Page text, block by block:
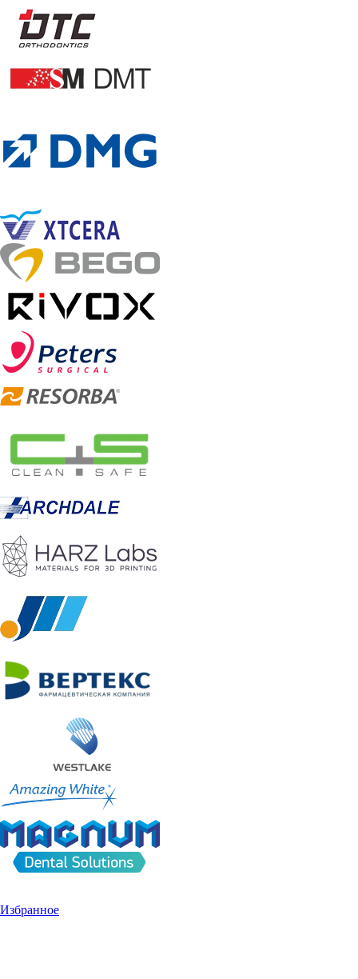
Избранное